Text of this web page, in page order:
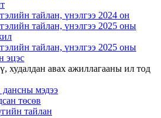
тайлан, үнэлгээ 2024 он
тайлан, үнэлгээ 2025 оны
тайлан, үнэлгээ 2025 оны
эцэс
худалдан авах ажиллагааны ил тод
мэдээ
төсөв
тайлан